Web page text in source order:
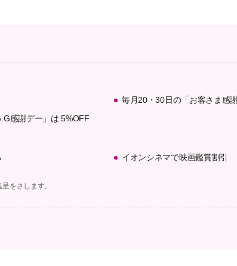
毎月20・30日の「お客さま感
感謝デー」は 5%OFF
イオンシネマで映画鑑賞割引
をさします。